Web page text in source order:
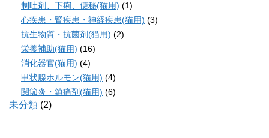
制吐剤、下痢、便秘(猫用) (1)
心疾患・腎疾患・神経疾患(猫用) (3)
抗生物質・抗菌剤(猫用) (2)
栄養補助(猫用) (16)
消化器官(猫用) (4)
甲状腺ホルモン(猫用) (4)
関節炎・鎮痛剤(猫用) (6)
未分類 (2)